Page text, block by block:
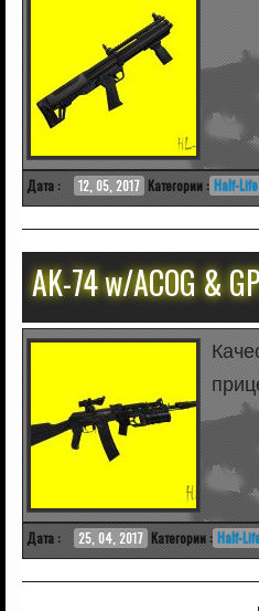
Дата : 12, 05, 2017 Категории : Half-
AK-74 w/ACOG &
Дата : 25, 04, 2017 Категории : Half-